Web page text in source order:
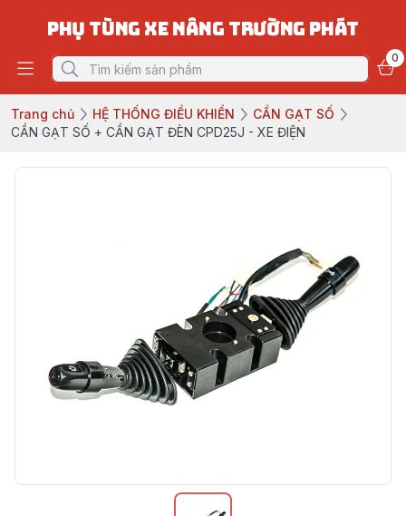
PHỤ TÙNG XE NÂNG TRƯỜNG PHÁT
0
Trang chủ HỆ THỐNG ĐIỀU KHIỂN
CẦN GẠT SỐ
CẦN GẠT SỐ + CẦN GẠT ĐÈN CPD25J - XE ĐIỆN